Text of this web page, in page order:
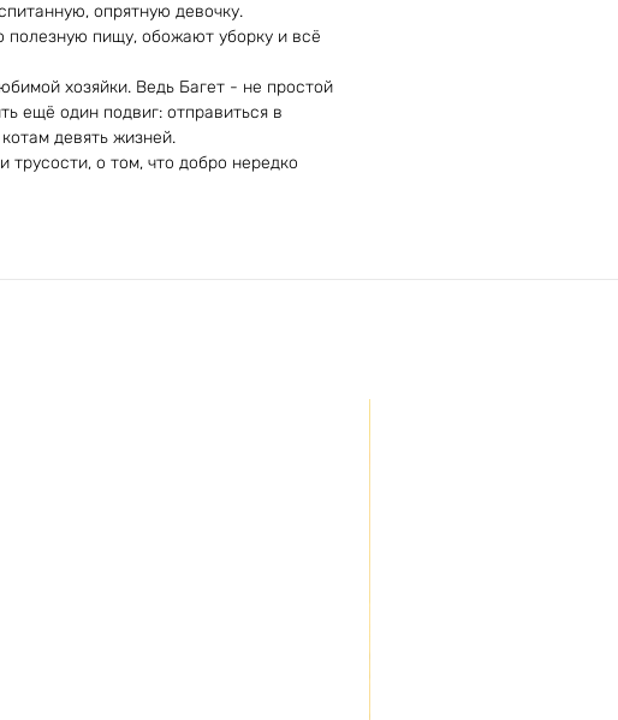
опрятную девочку.
полезную пищу, обожают уборку и всё
хозяйки. Ведь Багет - не простой
ещё один подвиг: отправиться в
девять жизней.
о том, что добро нередко